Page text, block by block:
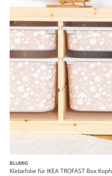
BLUMIG
Klebefolie für IKEA TROFAST Box